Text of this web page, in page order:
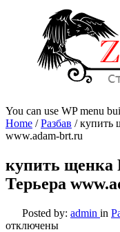
You can use WP menu
Home /Разбав /купить
www.adam-brt.ru
купить щенка
Терьера
Posted by: admin in
отключены